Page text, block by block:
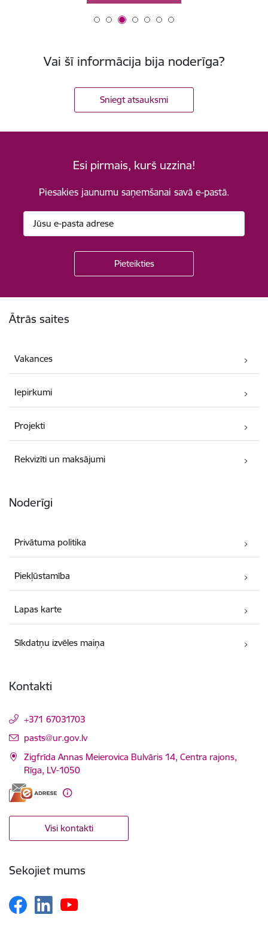
Vai šī informācija bija noderīga?
Sniegt atsauksmi
Esi pirmais, kurš uzzina!
Piesakies jaunumu saņemšanai savā e-pastā.
Ātrās saites
Vakances
Iepirkumi
Projekti
Rekvizīti un maksājumi
Noderīgi
Privātuma politika
Piekļūstamība
Lapas karte
Sīkdatņu izvēles maiņa
Kontakti
+371 67031703
E-pasts:
pasts@ur.gov.lv
Zigfrīda Annas Meierovica Bulvāris 14, Centra rajons,
Rīga, LV-1050
Visi kontakti
Sekojiet mums